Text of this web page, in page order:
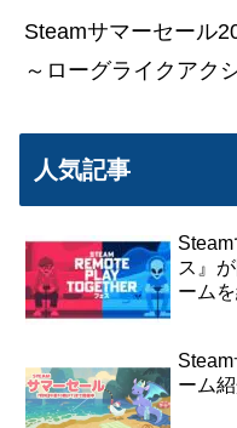
Steamサマーセー
～ローグライクアク
人気記事
ス』
ームを
ーム